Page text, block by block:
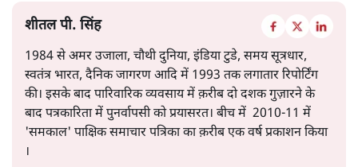
शीतल पी. सिंह
1984 से अमर उजाला, चौथी दुनिया, इंडिया टुडे, समय सूत्रधार,
स्वतंत्र भारत, दैनिक जागरण आदि में 1993 तक लगातार रिपोर्टिंग
की। इसके बाद पारिवारिक व्यवसाय में क़रीब दो दशक गुज़ारने के
बाद पत्रकारिता में पुनर्वापसी को प्रयासरत। बीच में 2010-11 में
'समकाल' पाक्षिक समाचार पत्रिका का क़रीब एक वर्ष प्रकाशन किया
।